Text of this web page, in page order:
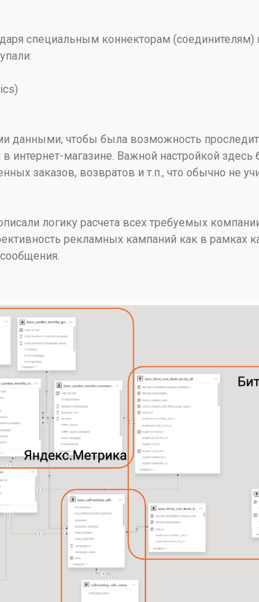
специальным коннекторам (соединителям)
данными, чтобы была возможность
интернет-магазине. Важной настройкой здесь
заказов, возвратов и т.п., что обычно не
логику расчета всех требуемых
рекламных кампаний как в рамках